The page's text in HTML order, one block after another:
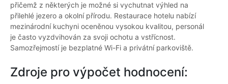
přičemž z některých je možné si vychutnat výhled na
přilehlé jezero a okolní přírodu. Restaurace hotelu nabízí
mezinárodní kuchyni oceněnou vysokou kvalitou, personál
je často vyzdvihován za svoji ochotu a vstřícnost.
Samozřejmostí je bezplatné Wi-Fi a privátní parkoviště.
Zdroje pro výpočet hodnocení: